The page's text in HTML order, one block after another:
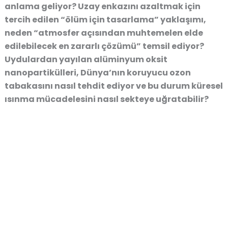
anlama geliyor? Uzay enkazını azaltmak için
tercih edilen “ölüm için tasarlama”yaklaşımı,
neden “atmosfer açısından muhtemelen elde
edilebilecek en zararlı çözümü” temsil ediyor?
Uydulardan yayılan alüminyum oksit
nanopartikülleri, Dünya’nın koruyucu ozon
tabakasını nasıl tehdit ediyor ve bu durum küresel
ısınma mücadelesini nasıl sekteye uğratabilir?